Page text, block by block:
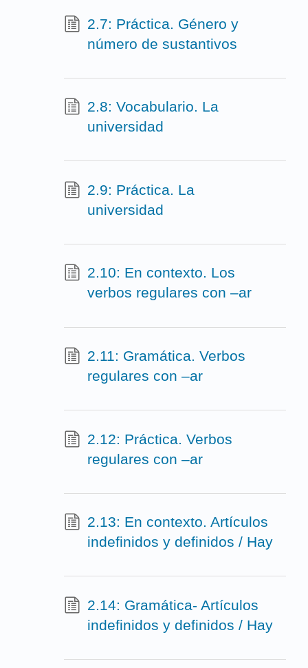
2.7: Práctica. Género y
número de sustantivos
2.8: Vocabulario. La
universidad
2.9: Práctica. La
universidad
2.10: En contexto. Los
verbos regulares con –ar
2.11: Gramática. Verbos
regulares con –ar
2.12: Práctica. Verbos
regulares con –ar
2.13: En contexto. Artículos
indefinidos y definidos / Hay
2.14: Gramática- Artículos
indefinidos y definidos / Hay